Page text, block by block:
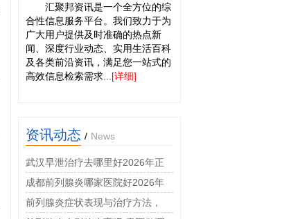
汇聚邦资讯是一个全方位的综
合性信息服务平台。我们致力于为
广大用户提供及时准确的热点新
闻、深度行业动态、实用生活百科
及各类前沿资讯，满足您一站式的
高效信息检索需求... [详细]
资讯动态 / News
武汉早泄治疗去哪里好2026年正
规男科门诊口碑排名推荐
成都前列腺炎哪家医院好2026年
男科专科诊疗费用透明
前列腺炎症状表现与治疗方法，